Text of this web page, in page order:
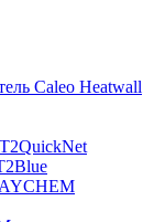
Caleo Heatwall